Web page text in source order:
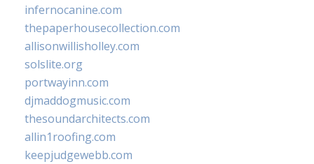
infernocanine.com
thepaperhousecollection.com
allisonwillisholley.com
solslite.org
portwayinn.com
djmaddogmusic.com
thesoundarchitects.com
allin1roofing.com
keepjudgewebb.com